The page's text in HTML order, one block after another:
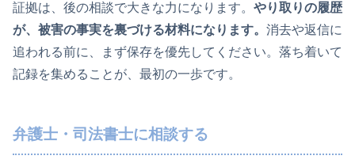
証拠は、後の相談で大きな力になります。 やり取りの履歴
が、被害の事実を裏づける材料になります。 消去や返信に
追われる前に、まず保存を優先してください。落ち着いて
記録を集めることが、最初の一歩です。
弁護士・司法書士に相談する